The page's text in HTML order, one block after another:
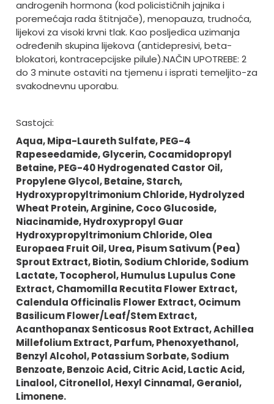
androgenih hormona (kod policističnih jajnika i
poremećaja rada štitnjače), menopauza, trudnoća,
lijekovi za visoki krvni tlak. Kao posljedica uzimanja
određenih skupina lijekova (antidepresivi, beta-
blokatori, kontracepcijske pilule).NAČIN UPOTREBE: 2
do 3 minute ostaviti na tjemenu i isprati temeljito-za
svakodnevnu uporabu.
Sastojci:
Aqua, Mipa-Laureth Sulfate, PEG-4
Rapeseedamide, Glycerin, Cocamidopropyl
Betaine, PEG-40 Hydrogenated Castor Oil,
Propylene Glycol, Betaine, Starch,
Hydroxypropyltrimonium Chloride, Hydrolyzed
Wheat Protein, Arginine, Coco Glucoside,
Niacinamide, Hydroxypropyl Guar
Hydroxypropyltrimonium Chloride, Olea
Europaea Fruit Oil, Urea, Pisum Sativum (Pea)
Sprout Extract, Biotin, Sodium Chloride, Sodium
Lactate, Tocopherol, Humulus Lupulus Cone
Extract, Chamomilla Recutita Flower Extract,
Calendula Officinalis Flower Extract, Ocimum
Basilicum Flower/Leaf/Stem Extract,
Acanthopanax Senticosus Root Extract, Achillea
Millefolium Extract, Parfum, Phenoxyethanol,
Benzyl Alcohol, Potassium Sorbate, Sodium
Benzoate, Benzoic Acid, Citric Acid, Lactic Acid,
Linalool, Citronellol, Hexyl Cinnamal, Geraniol,
Limonene.